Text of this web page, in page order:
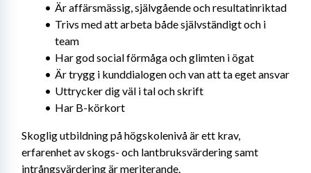
Är affärsmässig, självgående och resultatinriktad
Trivs med att arbeta både självständigt och i
team
Har god social förmåga och glimten i ögat
Är trygg i kunddialogen och van att ta eget ansvar
Uttrycker dig väl i tal och skrift
Har B-körkort
Skoglig utbildning på högskolenivå är ett krav,
erfarenhet av skogs- och lantbruksvärdering samt
intrångsvärdering är meriterande.